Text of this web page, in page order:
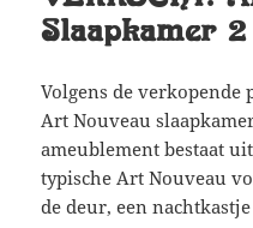
Slaapkamer 2
Volgens de
Art Nouveau
ameublement bestaat
typische Art Nouveau
de deur, een